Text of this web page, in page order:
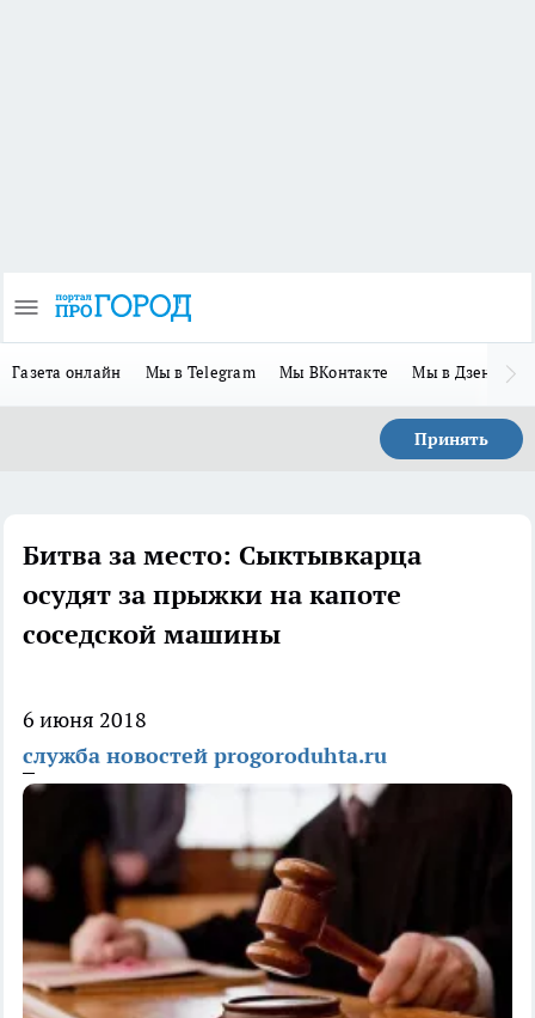
Газета онлайн Мы в Telegram Мы ВКонтакте Мы в Дзене
Принять
Битва за место: Сыктывкарца
осудят за прыжки на капоте
соседской машины
6 июня 2018
служба новостей progoroduhta.ru